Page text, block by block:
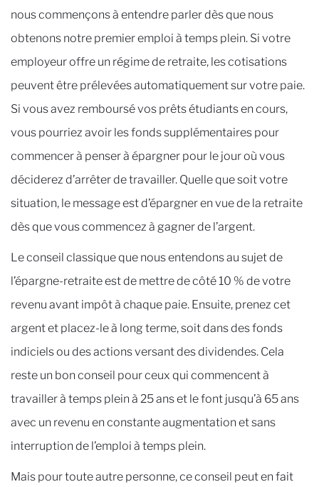
nous commençons à entendre parler dès que nous
obtenons notre premier emploi à temps plein. Si votre
employeur offre un régime de retraite, les cotisations
peuvent être prélevées automatiquement sur votre paie.
Si vous avez remboursé vos prêts étudiants en cours,
vous pourriez avoir les fonds supplémentaires pour
commencer à penser à épargner pour le jour où vous
déciderez d’arrêter de travailler. Quelle que soit votre
situation, le message est d’épargner en vue de la retraite
dès que vous commencez à gagner de l’argent.
Le conseil classique que nous entendons au sujet de
l’épargne-retraite est de mettre de côté 10 % de votre
revenu avant impôt à chaque paie. Ensuite, prenez cet
argent et placez-le à long terme, soit dans des fonds
indiciels ou des actions versant des dividendes. Cela
reste un bon conseil pour ceux qui commencent à
travailler à temps plein à 25 ans et le font jusqu’à 65 ans
avec un revenu en constante augmentation et sans
interruption de l’emploi à temps plein.
Mais pour toute autre personne, ce conseil peut en fait